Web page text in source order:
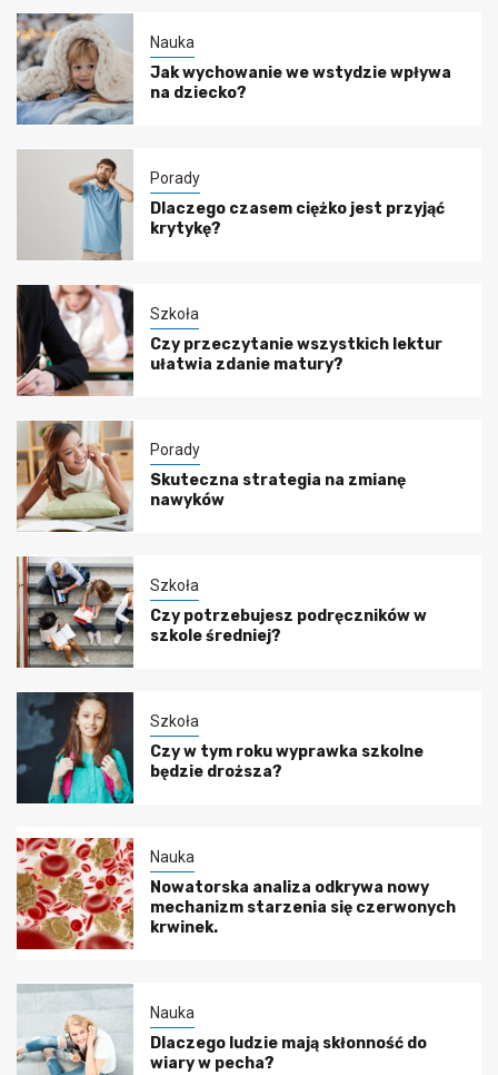
Nauka
Jak wychowanie we wstydzie wpływa
na dziecko?
Porady
Dlaczego czasem ciężko jest przyjąć
krytykę?
Szkoła
Czy przeczytanie wszystkich lektur
ułatwia zdanie matury?
Porady
Skuteczna strategia na zmianę
nawyków
Szkoła
Czy potrzebujesz podręczników w
szkole średniej?
Szkoła
Czy w tym roku wyprawka szkolne
będzie droższa?
Nauka
Nowatorska analiza odkrywa nowy
mechanizm starzenia się czerwonych
krwinek.
Nauka
Dlaczego ludzie mają skłonność do
wiary w pecha?